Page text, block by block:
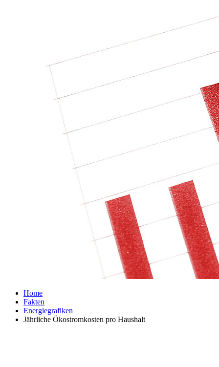
Home
Fakten
Energiegrafiken
Jährliche Ökostromkosten pro Haushalt